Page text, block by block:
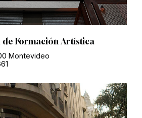
de Formación Artística
Montevideo